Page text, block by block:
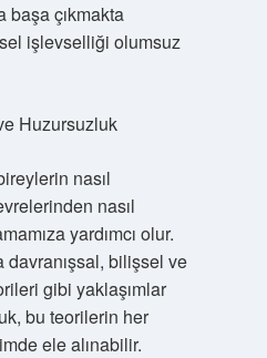
başa çıkmakta
işlevselliği olumsuz
Huzursuzluk
nasıl
nasıl
yardımcı olur.
davranışsal, bilişsel ve
gibi yaklaşımlar
bu teorilerin her
ele alınabilir.